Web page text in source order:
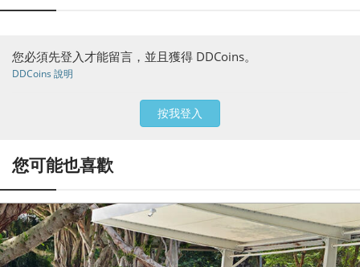
您必須先登入才能留言，並且獲得 DDCoins。
DDCoins 說明
按我登入
您可能也喜歡